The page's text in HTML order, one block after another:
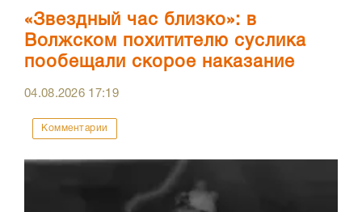
«Звездный час близко»: в
Волжском похитителю суслика
пообещали скорое наказание
04.08.2026 17:19
Комментарии